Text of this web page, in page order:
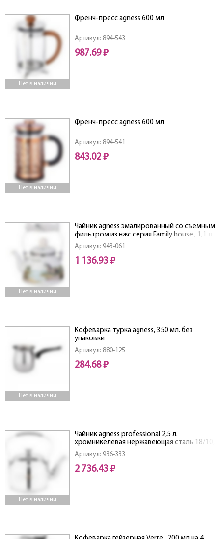
Нет в наличии
Артикул: 894-543
Френч-пресс agness 600 мл
987.69 ₽
Нет в наличии
Артикул: 894-541
Френч-пресс agness 600 мл
843.02 ₽
Нет в наличии
Артикул: 943-061
Чайник agness эмалированный со съемным
фильтром из нжс серия Family house , 1,1 л
1 136.93 ₽
Нет в наличии
Артикул: 880-125
Кофеварка турка agness, 350 мл. без
упаковки
284.68 ₽
Нет в наличии
Артикул: 936-333
Чайник agness professional 2,5 л.
хромникелевая нержавеющая сталь 18/10,
индукционное дно
2 736.43 ₽